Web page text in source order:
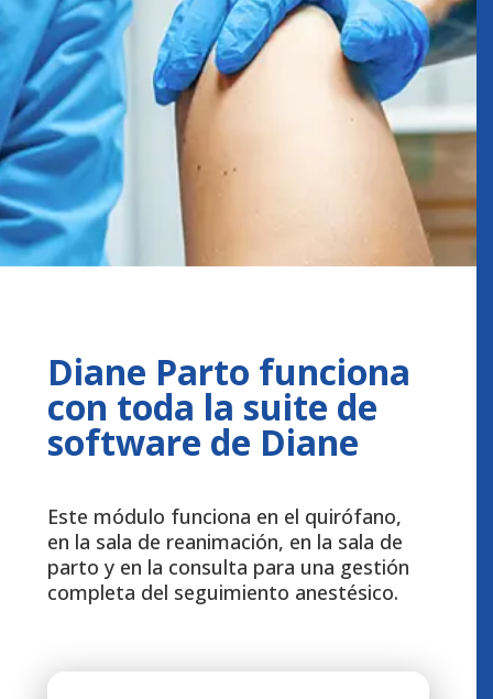
Diane Parto funciona
con toda la suite de
software de Diane
Este módulo funciona en el quirófano,
en la sala de reanimación, en la sala de
parto y en la consulta para una gestión
completa del seguimiento anestésico.